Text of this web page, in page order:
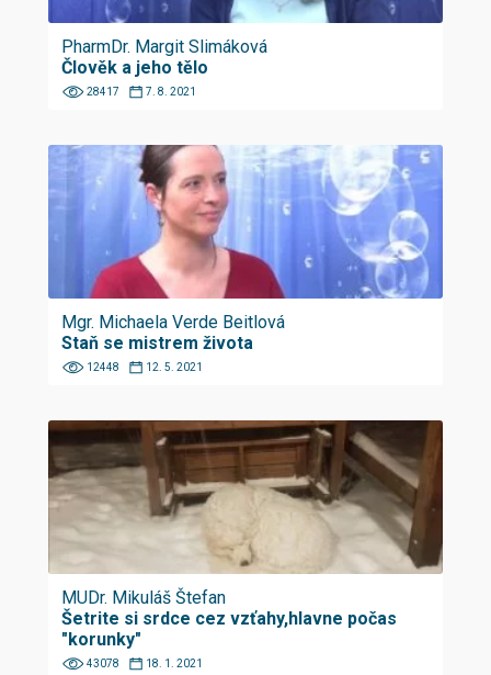
PharmDr. Margit Slimáková
Člověk a jeho tělo
28417 7. 8. 2021
Mgr. Michaela Verde Beitlová
Staň se mistrem života
12448 12. 5. 2021
MUDr. Mikuláš Štefan
Šetrite si srdce cez vzťahy,hlavne počas
"korunky"
43078 18. 1. 2021